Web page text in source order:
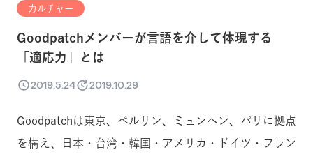
カルチャー
Goodpatchメンバーが言語を介して体現する
「適応力」とは
2019.5.24 2019.10.29
Goodpatchは東京、ベルリン、ミュンヘン、パリに拠点
を構え、日本・台湾・韓国・アメリカ・ドイツ・フラン